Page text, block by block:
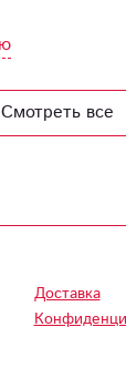
Смотреть все
Доставка